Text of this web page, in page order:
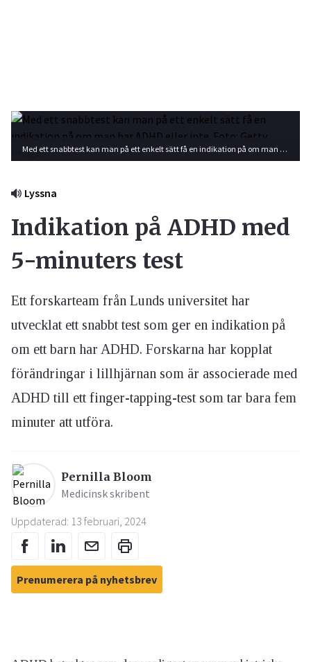
Med ett snabbtest kan man på ett enkelt sätt få en indikation på om man har ADHD eller inte. Foto: Getty Images
Lyssna
Indikation på ADHD med
5-minuters test
Ett forskarteam från Lunds universitet har
utvecklat ett snabbt test som ger en indikation på
om ett barn har ADHD. Forskarna har kopplat
förändringar i lillhjärnan som är associerade med
ADHD till ett finger-tapping-test som tar bara fem
minuter att utföra.
Pernilla Bloom
Medicinsk skribent
Uppdaterad: 13 februari, 2024
Prenumerera på nyhetsbrev